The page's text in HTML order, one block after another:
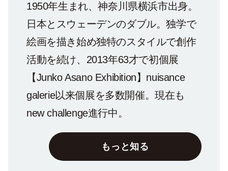
1950年生まれ、神奈川県横浜市出身。
日本とスウェーデンのダブル。独学で
絵画を描き始め独特のスタイルで創作
活動を続け、2013年63才で初個展
【Junko Asano Exhibition】nuisance
galerie以来個展を多数開催。現在も
new challenge進行中。
もっと知る